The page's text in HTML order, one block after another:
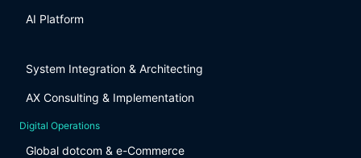
AI Platform
System Integration & Architecting
AX Consulting & Implementation
Digital Operations
Global dotcom & e-Commerce